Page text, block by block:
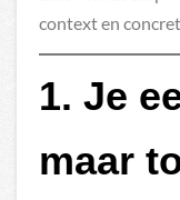
context en
1. Je
maar